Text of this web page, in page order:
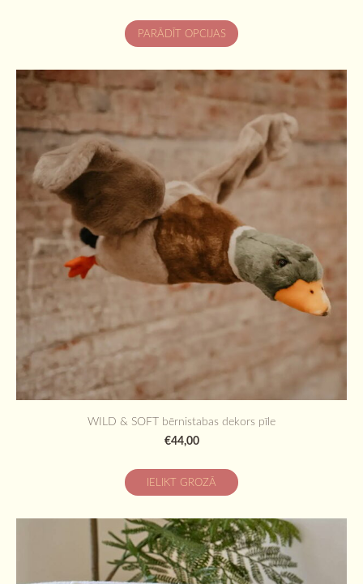
PARĀDĪT OPCIJAS
WILD & SOFT bērnistabas dekors pīle
€44,00
IELIKT GROZĀ